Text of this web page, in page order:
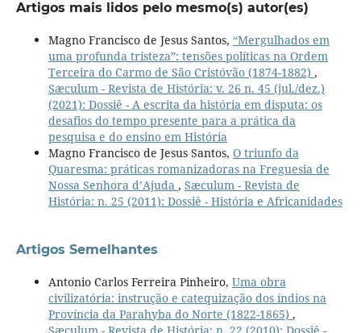
Artigos mais lidos pelo mesmo(s) autor(es)
Magno Francisco de Jesus Santos, “Mergulhados em
uma profunda tristeza”: tensões políticas na Ordem
Terceira do Carmo de São Cristóvão (1874-1882) ,
Sæculum - Revista de História: v. 26 n. 45 (jul./dez.)
(2021): Dossiê - A escrita da história em disputa: os
desafios do tempo presente para a prática da
pesquisa e do ensino em História
Magno Francisco de Jesus Santos, O triunfo da
Quaresma: práticas romanizadoras na Freguesia de
Nossa Senhora d’Ajuda , Sæculum - Revista de
História: n. 25 (2011): Dossiê - História e Africanidades
Artigos Semelhantes
Antonio Carlos Ferreira Pinheiro, Uma obra
civilizatória: instrução e catequização dos índios na
Província da Parahyba do Norte (1822-1865) ,